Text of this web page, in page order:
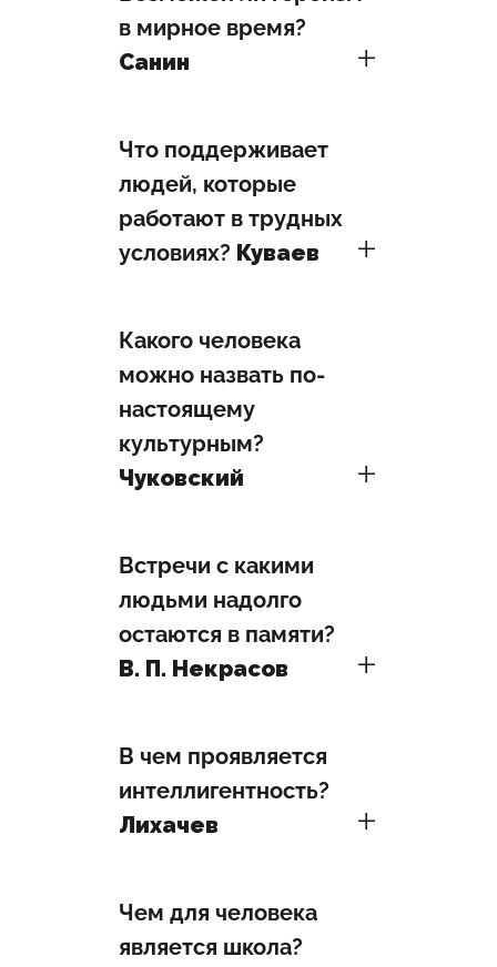
в мирное время?
Санин
Что поддерживает
людей, которые
работают в трудных
условиях? Куваев
Какого человека
можно назвать по-
настоящему
культурным?
Чуковский
Встречи с какими
людьми надолго
остаются в памяти?
В. П. Некрасов
В чем проявляется
интеллигентность?
Лихачев
Чем для человека
является школа?